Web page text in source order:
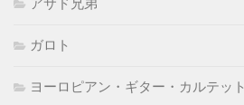
アサド兄弟
ガロト
ヨーロピアン・ギター・カルテット